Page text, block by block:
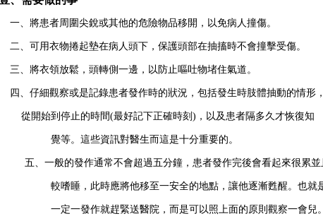
一、將患者周圍尖銳或其他的危險物品移開 ，以免病人撞傷。
二、可用衣物捲起墊在病人頭下，保護頭部在抽搐時不會撞擊受傷。
三、將衣領放鬆，頭轉側一邊，以防止嘔吐物堵住氣道。
四、仔細觀察或是記錄患者發作時的狀況，包括發生時肢體抽動的情形，
從開始到停止的時間(最好記下正確時刻 ) ，以及患者隔多久才恢復知
覺等。這些資訊對醫生而這是十分重要的。
五、一般的發作通常不會超過五分鐘，患者發作完後會看起來很累並
較嗜睡，此時應將他移至一安全的地點，讓他逐漸甦醒。也就
一定一發作就趕緊送醫院，而是可以照上面的原則觀察一會兒